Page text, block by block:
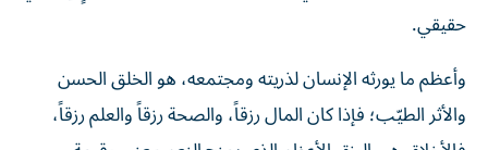
حقيقي.
وأعظم ما يورثه الإنسان لذريته ومجتمعه، هو الخلق الحسن
والأثر الطيّب؛ فإذا كان المال رزقاً، والصحة رزقاً والعلم رزقاً،